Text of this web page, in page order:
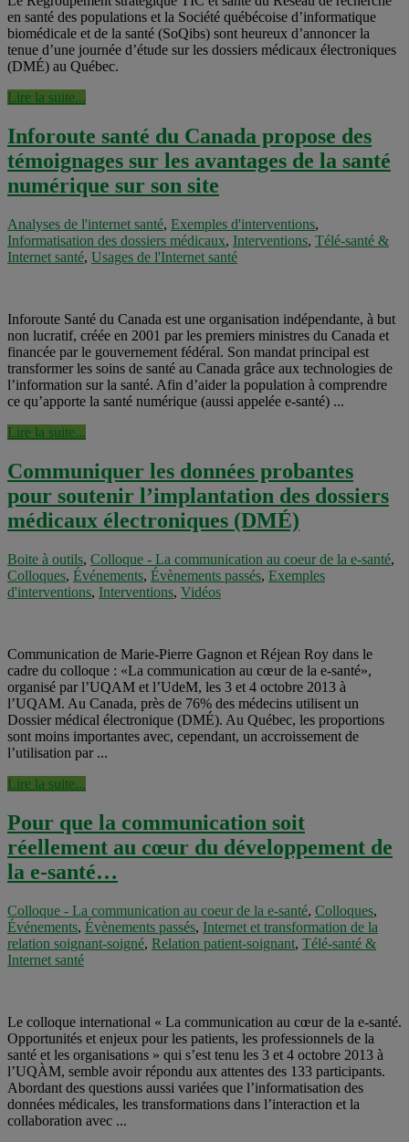
en santé des populations et la Société québécoise d’informatique
biomédicale et de la santé (SoQibs) sont heureux d’annoncer la
tenue d’une journée d’étude sur les dossiers médicaux électroniques
(DMÉ) au Québec.
Lire la suite...
Inforoute santé du Canada propose des
témoignages sur les avantages de la santé
numérique sur son site
Analyses de l'internet santé, Exemples d'interventions,
Informatisation des dossiers médicaux, Interventions, Télé-santé &
Internet santé, Usages de l'Internet santé
Inforoute Santé du Canada est une organisation indépendante, à but
non lucratif, créée en 2001 par les premiers ministres du Canada et
financée par le gouvernement fédéral. Son mandat principal est
transformer les soins de santé au Canada grâce aux technologies de
l’information sur la santé. Afin d’aider la population à comprendre
ce qu’apporte la santé numérique (aussi appelée e-santé) ...
Lire la suite...
Communiquer les données probantes
pour soutenir l’implantation des dossiers
médicaux électroniques (DMÉ)
Boite à outils, Colloque - La communication au coeur de la e-santé,
Colloques, Événements, Évènements passés, Exemples
d'interventions, Interventions, Vidéos
Communication de Marie-Pierre Gagnon et Réjean Roy dans le
cadre du colloque : «La communication au cœur de la e-santé»,
organisé par l’UQAM et l’UdeM, les 3 et 4 octobre 2013 à
l’UQAM. Au Canada, près de 76% des médecins utilisent un
Dossier médical électronique (DMÉ). Au Québec, les proportions
sont moins importantes avec, cependant, un accroissement de
l’utilisation par ...
Lire la suite...
Pour que la communication soit
réellement au cœur du développement de
la e-santé…
Colloque - La communication au coeur de la e-santé, Colloques,
Événements, Évènements passés, Internet et transformation de la
relation soignant-soigné, Relation patient-soignant, Télé-santé &
Internet santé
Le colloque international « La communication au cœur de la e-santé.
Opportunités et enjeux pour les patients, les professionnels de la
santé et les organisations » qui s’est tenu les 3 et 4 octobre 2013 à
l’UQÀM, semble avoir répondu aux attentes des 133 participants.
Abordant des questions aussi variées que l’informatisation des
données médicales, les transformations dans l’interaction et la
collaboration avec ...